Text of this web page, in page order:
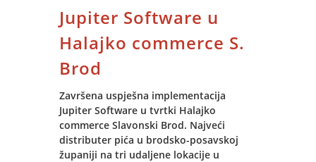
Jupiter Software u
Halajko commerce S.
Brod
Završena uspješna implementacija
Jupiter Software u tvrtki Halajko
commerce Slavonski Brod. Najveći
distributer pića u brodsko-posavskoj
županiji na tri udaljene lokacije u